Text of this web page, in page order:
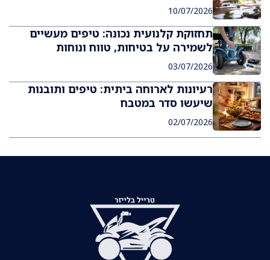
10/07/2026
תחזוקת קלנועית נכונה: טיפים מעשיים
לשמירה על בטיחות, טווח ונוחות
03/07/2026
רעיונות לארוחה ביתית: טיפים ותובנות
שיעשו סדר במטבח
02/07/2026